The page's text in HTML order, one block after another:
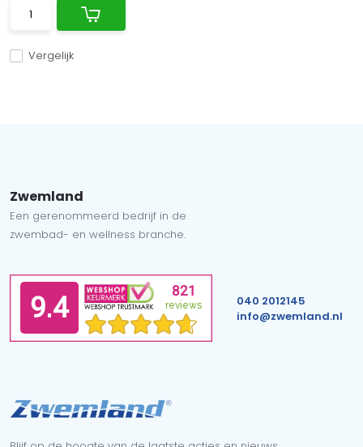
Vergelijk
Zwemland
Een gerenommeerd bedrijf in de
zwembad- en wellness branche.
040 2012145
info@zwemland.nl